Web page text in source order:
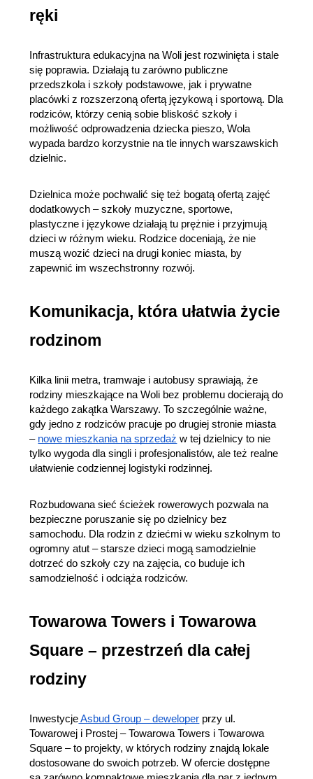
ręki
Infrastruktura edukacyjna na Woli jest rozwinięta i stale
się poprawia. Działają tu zarówno publiczne
przedszkola i szkoły podstawowe, jak i prywatne
placówki z rozszerzoną ofertą językową i sportową. Dla
rodziców, którzy cenią sobie bliskość szkoły i
możliwość odprowadzenia dziecka pieszo, Wola
wypada bardzo korzystnie na tle innych warszawskich
dzielnic.
Dzielnica może pochwalić się też bogatą ofertą zajęć
dodatkowych – szkoły muzyczne, sportowe,
plastyczne i językowe działają tu prężnie i przyjmują
dzieci w różnym wieku. Rodzice doceniają, że nie
muszą wozić dzieci na drugi koniec miasta, by
zapewnić im wszechstronny rozwój.
Komunikacja, która ułatwia życie
rodzinom
Kilka linii metra, tramwaje i autobusy sprawiają, że
rodziny mieszkające na Woli bez problemu docierają do
każdego zakątka Warszawy. To szczególnie ważne,
gdy jedno z rodziców pracuje po drugiej stronie miasta
– nowe mieszkania na sprzedaż w tej dzielnicy to nie
tylko wygoda dla singli i profesjonalistów, ale też realne
ułatwienie codziennej logistyki rodzinnej.
Rozbudowana sieć ścieżek rowerowych pozwala na
bezpieczne poruszanie się po dzielnicy bez
samochodu. Dla rodzin z dziećmi w wieku szkolnym to
ogromny atut – starsze dzieci mogą samodzielnie
dotrzeć do szkoły czy na zajęcia, co buduje ich
samodzielność i odciąża rodziców.
Towarowa Towers i Towarowa
Square – przestrzeń dla całej
rodziny
Inwestycje Asbud Group – deweloper przy ul.
Towarowej i Prostej – Towarowa Towers i Towarowa
Square – to projekty, w których rodziny znajdą lokale
dostosowane do swoich potrzeb. W ofercie dostępne